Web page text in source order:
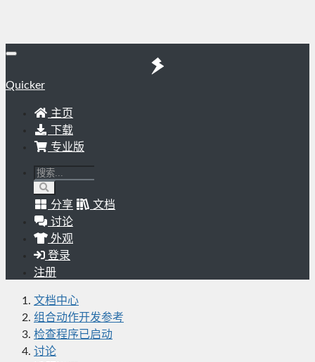
Quicker
主页
下载
专业版
分享
文档
讨论
外观
登录
注册
文档中心
组合动作开发参考
检查程序已启动
讨论